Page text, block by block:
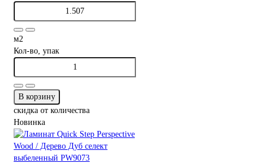
м2
Кол-во, упак
В корзину
скидка от количества
Новинка